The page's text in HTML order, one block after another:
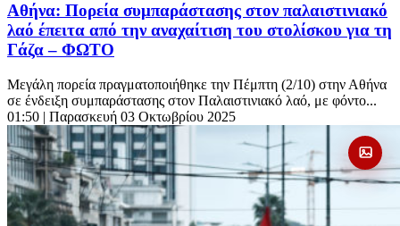
Αθήνα: Πορεία συμπαράστασης στον παλαιστινιακό
λαό έπειτα από την αναχαίτιση του στολίσκου για τη
Γάζα – ΦΩΤΟ
Μεγάλη πορεία πραγματοποιήθηκε την Πέμπτη (2/10) στην Αθήνα
σε ένδειξη συμπαράστασης στον Παλαιστινιακό λαό, με φόντο...
01:50 | Παρασκευή 03 Οκτωβρίου 2025